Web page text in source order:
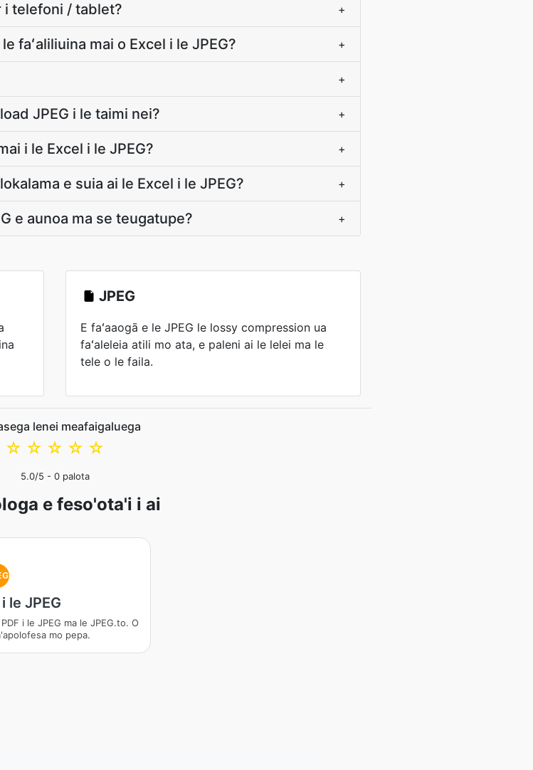
i telefoni / tablet? +
faʻaliliuina mai o Excel i le JPEG? +
+
JPEG i le taimi nei? +
i le Excel i le JPEG? +
e suia ai le Excel i le JPEG? +
e aunoa ma se teugatupe? +
JPEG
E faʻaaogā e le JPEG le lossy compression ua
faʻaleleia atili mo ata, e paleni ai le lelei ma le
tele o le faila.
lenei meafaigaluega
☆
☆
☆
☆
☆
5.0/5 - 0palota
e feso'ota'i i ai
le JPEG
i le JPEG ma le JPEG.to. O
mo pepa.